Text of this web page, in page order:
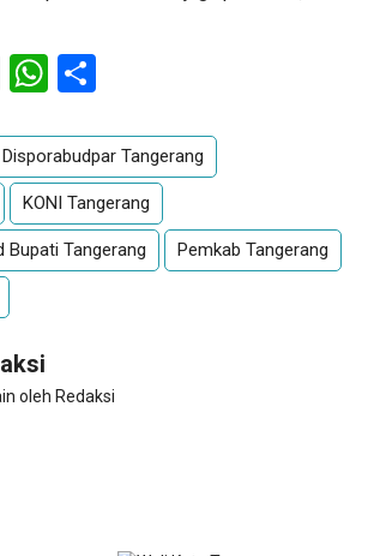
EmailWhatsApp
Disporabudpar Tangerang
KONI Tangerang
Bupati Tangerang Pemkab Tangerang
oleh Redaksi